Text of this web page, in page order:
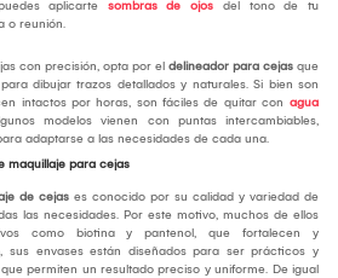
aplicarte sombras de ojos del tono de tu
o reunión.
con precisión, opta por el delineador para cejas que
dibujar trazos detallados y naturales. Si bien son
intactos por horas, son fáciles de quitar con agua
modelos vienen con puntas intercambiables,
adaptarse a las necesidades de cada una.
maquillaje para cejas
de cejas es conocido por su calidad y variedad de
las necesidades. Por este motivo, muchos de ellos
como biotina y pantenol, que fortalecen y
sus envases están diseñados para ser prácticos y
permiten un resultado preciso y uniforme. De igual